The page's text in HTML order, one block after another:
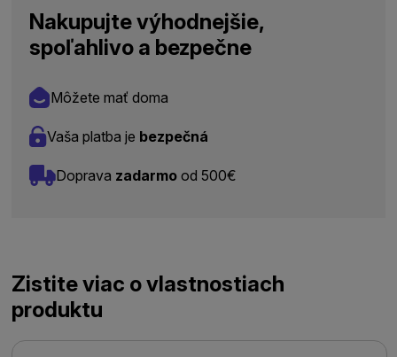
Nakupujte výhodnejšie,
spoľahlivo a bezpečne
Môžete mať doma
Vaša platba je bezpečná
Doprava zadarmo od 500€
Zistite viac o vlastnostiach
produktu